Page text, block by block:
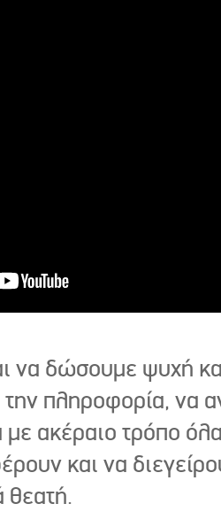
να δώσουμε ψυχή
την πληροφορία, να
ακέραιο τρόπο
και να
θεατή.